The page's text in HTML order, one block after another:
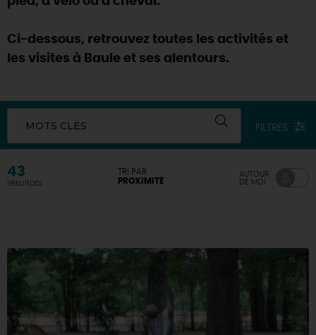
Ci-dessous, retrouvez toutes les activités et
les visites à Baule et ses alentours.
MOTS CLÉS FILTRES
43
résultats
TRI PAR
PROXIMITÉ
AUTOUR
DE MOI